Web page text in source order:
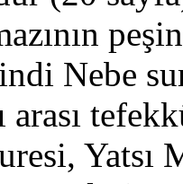
Nebe
arası
Yatsı